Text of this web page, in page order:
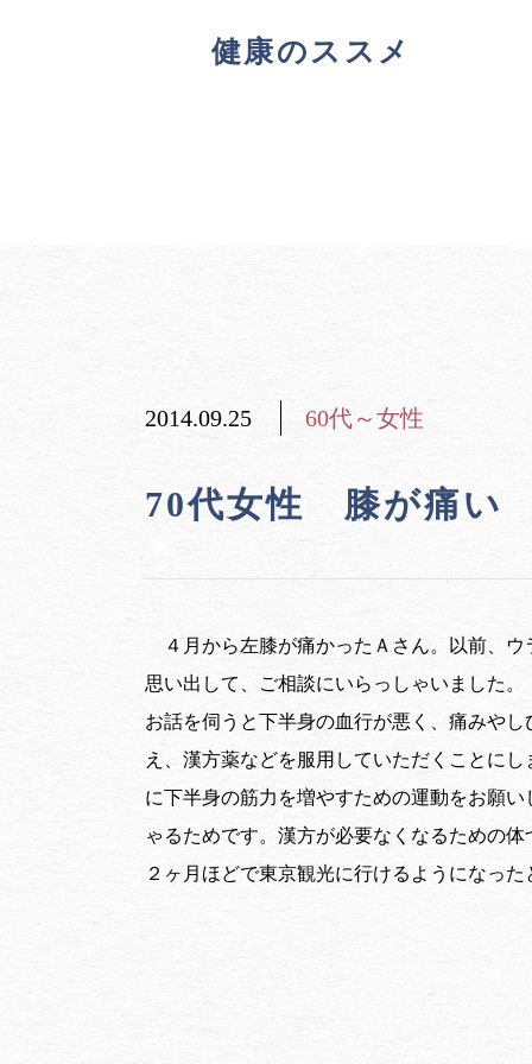
健康のススメ
2014.09.25 60代～女性
70代女性 膝が痛い
４月から左膝が痛かったＡさん。以前、
思い出して、ご相談にいらっしゃいました。
お話を伺うと下半身の血行が悪く、痛みや
え、漢方薬などを服用していただくことに
に下半身の筋力を増やすための運動をお願
ゃるためです。漢方が必要なくなるための
２ヶ月ほどで東京観光に行けるようになっ